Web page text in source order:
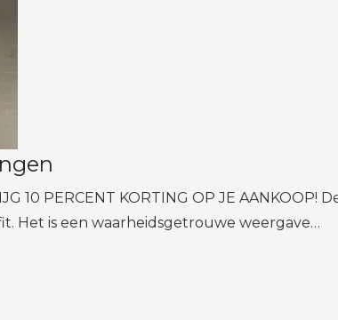
10 PERCENT KORTING OP JE AANKOOP!
Het is een waarheidsgetrouwe weergave…